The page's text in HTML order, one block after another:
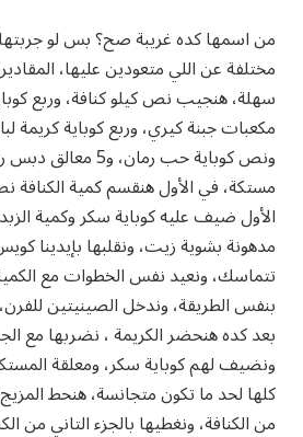
من اسمها كده غريبة صح؟ بس لو
مختلفة عن اللي متعودين عليها،
مكعبات جبنة كيري، وربع كوباية كريمة
ونص كوباية حب
مستكة، في الأول هنقسم كمية الكنافة
الأول ضيف عليه كوباية سكر وكمية
مدهونة بشوية زيت، ونقلبها بإيدينا
تتماسك، ونعيد نفس الخطوات مع الكمية
بنفس الطريقة، وندخل الصينيتين
بعد كده هنحضر الكريمة ، نضربها مع
ونضيف لهم كوباية سكر، ومعلقة
كلها لحد ما تكون متجانسة، هنحط
من الكنافة، ونغطيها بالجزء التاني من